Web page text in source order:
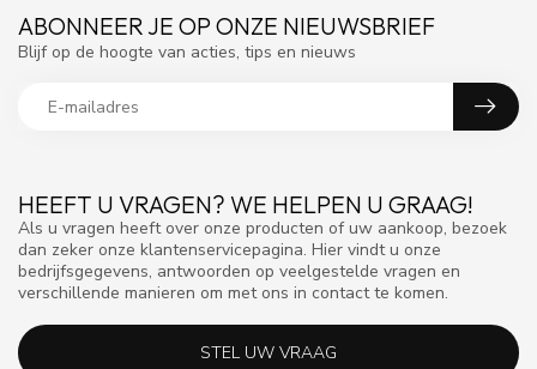
HEEFT U VRAGEN? WE HELPEN U GRAAG!
Als u vragen heeft over onze producten of uw aankoop, bezoek
dan zeker onze klantenservicepagina. Hier vindt u onze
bedrijfsgegevens, antwoorden op veelgestelde vragen en
verschillende manieren om met ons in contact te komen.
STEL UW VRAAG
ABONNEER JE OP ONZE NIEUWSBRIEF
Blijf op de hoogte van acties, tips en nieuws